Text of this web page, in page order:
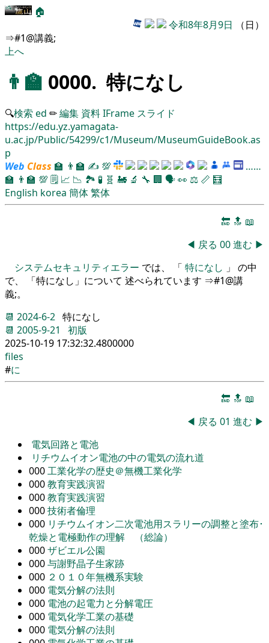
🏠
令和8年8月9日 （日）
⇒#1@講義;
上へ
👨‍🏫 0000. 特になし
🔍検索 ed ✏編集 資料IFrame スライド
https://edu.yz.yamagata-
u.ac.jp/Public/54299/c1/Museum/MuseumGuideBook.as
p
Web Class 🏫 👨‍🏫 ✍ 💯
……
🏫 👨‍🏫 💯 🗒️ 📈 📉 🏞 🧪 🧬 🚂 🔬 🔧 🏢 🗣️👀 ⚖️ 📏 🧮
English korea 簡体繁体
🔚 🔝 📖
◀ 戻る 00進む ▶
システムセキュリティエラー では、 「 特になし 」 の中
で、 「特になし」について 述べられています ⇒#1@講
義;。
📆 2024-6-2 特になし
📆 2005-9-21
初版
2025-10-19 17:32:32.4800000
files
#に
🔚 🔝 📖
◀ 戻る 01 進む ▶
電気回路と電池
リチウムイオン電池の中の電気の流れ道
000工業化学の歴史＠無機工業化学
000教育実践演習
000教育実践演習
000技術者倫理
000 リチウムイオン二次電池用スラリーの調整と塗布･
乾燥と電極動作の理解 （総論）
000ザビエル公園
000与謝野晶子生家跡
000 ２０１０年無機系実験
000 電気分解の法則
000 電池の起電力と分解電圧
000 電気化学工業の基礎
000 電気分解の法則